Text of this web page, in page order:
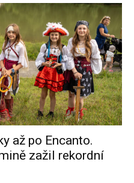
až po Encanto.
zažil rekordní